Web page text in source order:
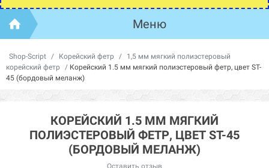
Меню
Shop-Script / Корейский фетр /
1,5 мм мягкий полиэстеровый
корейский фетр
/ Корейский 1.5 мм мягкий полиэстеровый фетр, цвет ST-
45 (бордовый меланж)
КОРЕЙСКИЙ 1.5 ММ МЯГКИЙ
ПОЛИЭСТЕРОВЫЙ ФЕТР, ЦВЕТ ST-45
(БОРДОВЫЙ МЕЛАНЖ)
Оставить отзыв